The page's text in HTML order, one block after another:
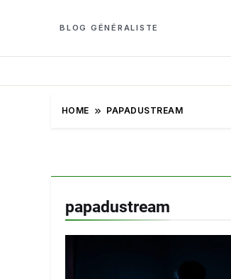
BLOG GÉNÉRALISTE
HOME PAPADUSTREAM
papadustream